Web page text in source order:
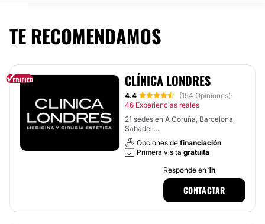
TE RECOMENDAMOS
CLÍNICA LONDRES
4.4 (154 Opiniones)·
46 Experiencias reales
21 sedes en A Coruña, Barcelona,
Sabadell...
Opciones de financiación
Primera visita gratuita
Responde en 1h
CONTACTAR